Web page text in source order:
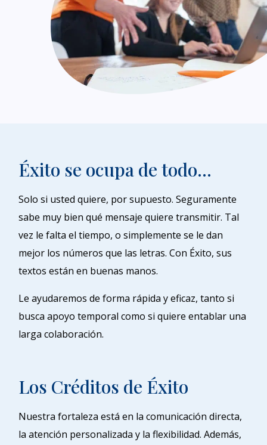
Éxito se ocupa de todo...
Solo si usted quiere, por supuesto. Seguramente
sabe muy bien qué mensaje quiere transmitir. Tal
vez le falta el tiempo, o simplemente se le dan
mejor los números que las letras. Con Éxito, sus
textos están en buenas manos.
Le ayudaremos de forma rápida y eficaz, tanto si
busca apoyo temporal como si quiere entablar una
larga colaboración.
Los Créditos de Éxito
Nuestra fortaleza está en la comunicación directa,
la atención personalizada y la flexibilidad. Además,